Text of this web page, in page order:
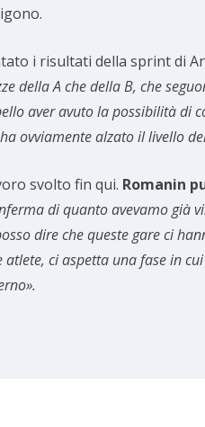
i risultati della sprint di
della A che della B, che
aver avuto la possibilità di
ovviamente alzato il livello
svolto fin qui. Romanin
di quanto avevamo già
dire che queste gare ci
ci aspetta una fase in